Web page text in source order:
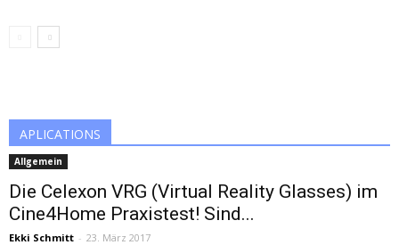
APLICATIONS
Allgemein
Die Celexon VRG (Virtual Reality Glasses) im
Cine4Home Praxistest! Sind...
Ekki Schmitt - 23. März 2017